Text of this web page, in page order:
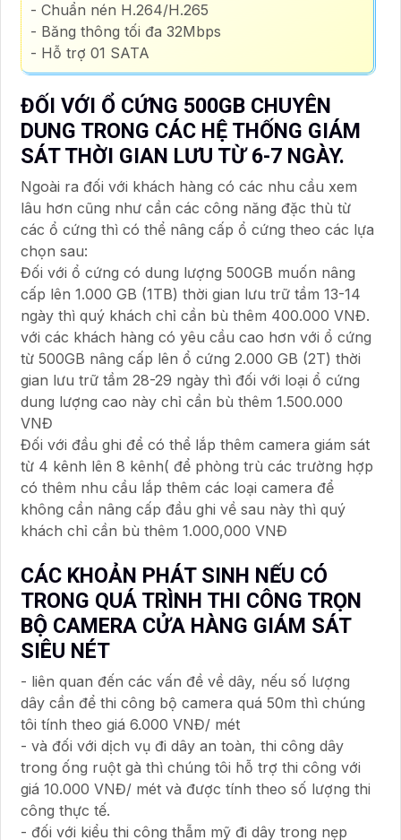
- Chuẩn nén H.264/H.265
- Băng thông tối đa 32Mbps
- Hỗ trợ 01 SATA
ĐỐI VỚI Ổ CỨNG 500GB CHUYÊN
DUNG TRONG CÁC HỆ THỐNG GIÁM
SÁT THỜI GIAN LƯU TỪ 6-7 NGÀY.
Ngoài ra đối với khách hàng có các nhu cầu xem
lâu hơn cũng như cần các công năng đặc thù từ
các ổ cứng thì có thể nâng cấp ổ cứng theo các lựa
chọn sau:
Đối với ổ cứng có dung lượng 500GB muốn nâng
cấp lên 1.000 GB (1TB) thời gian lưu trữ tầm 13-14
ngày thì quý khách chỉ cần bù thêm 400.000 VNĐ.
với các khách hàng có yêu cầu cao hơn với ổ cứng
từ 500GB nâng cấp lên ổ cứng 2.000 GB (2T) thời
gian lưu trữ tầm 28-29 ngày thì đối với loại ổ cứng
dung lượng cao này chỉ cần bù thêm 1.500.000
VNĐ
Đối với đầu ghi để có thể lắp thêm camera giám sát
từ 4 kênh lên 8 kênh( để phòng trù các trường hợp
có thêm nhu cầu lắp thêm các loại camera để
không cần nâng cấp đầu ghi về sau này thì quý
khách chỉ cần bù thêm 1.000,000 VNĐ
CÁC KHOẢN PHÁT SINH NẾU CÓ
TRONG QUÁ TRÌNH THI CÔNG TRỌN
BỘ CAMERA CỬA HÀNG GIÁM SÁT
SIÊU NÉT
- liên quan đến các vấn đề về dây, nếu số lượng
dây cần để thi công bộ camera quá 50m thì chúng
tôi tính theo giá 6.000 VNĐ/ mét
- và đối với dịch vụ đi dây an toàn, thi công dây
trong ống ruột gà thì chúng tôi hỗ trợ thi công với
giá 10.000 VNĐ/ mét và được tính theo số lượng thi
công thực tế.
- đối với kiểu thi công thẫm mỹ đi dây trong nẹp